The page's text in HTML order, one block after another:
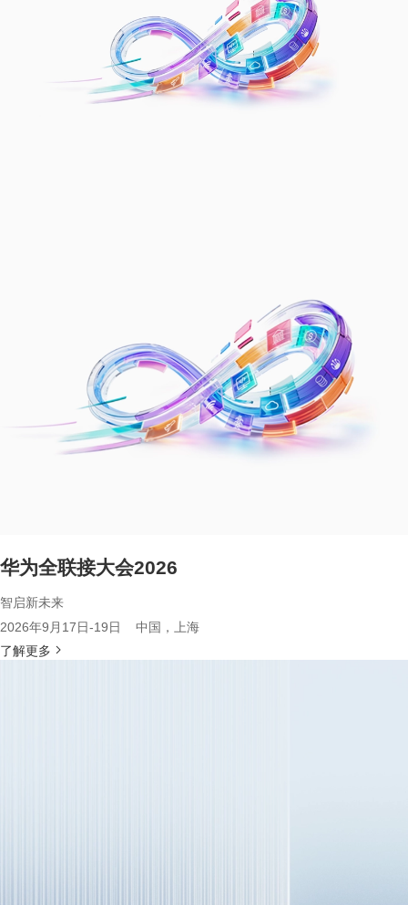
华为全联接大会2026
智启新未来
2026年9月17日-19日 中国，上海
了解更多